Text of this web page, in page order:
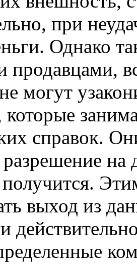
при
Однако
продавцами,
могут
справок.
на
получится.
выход из